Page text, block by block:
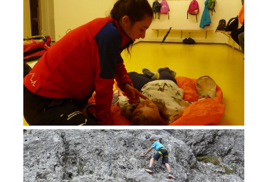
Being Member